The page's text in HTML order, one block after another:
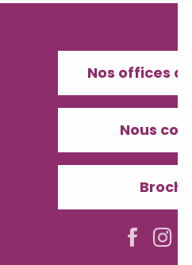
Nos offices
Nous